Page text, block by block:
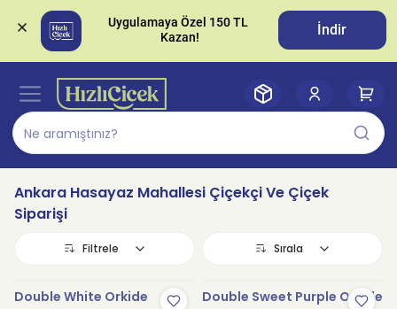
Uygulamaya Özel 150 TL
İndir
Ankara Hasayaz Mahallesi Çiçekçi Ve Çiçek
Siparişi
Filtrele Sırala
Double White Orkide Double Sweet Purple Orkide